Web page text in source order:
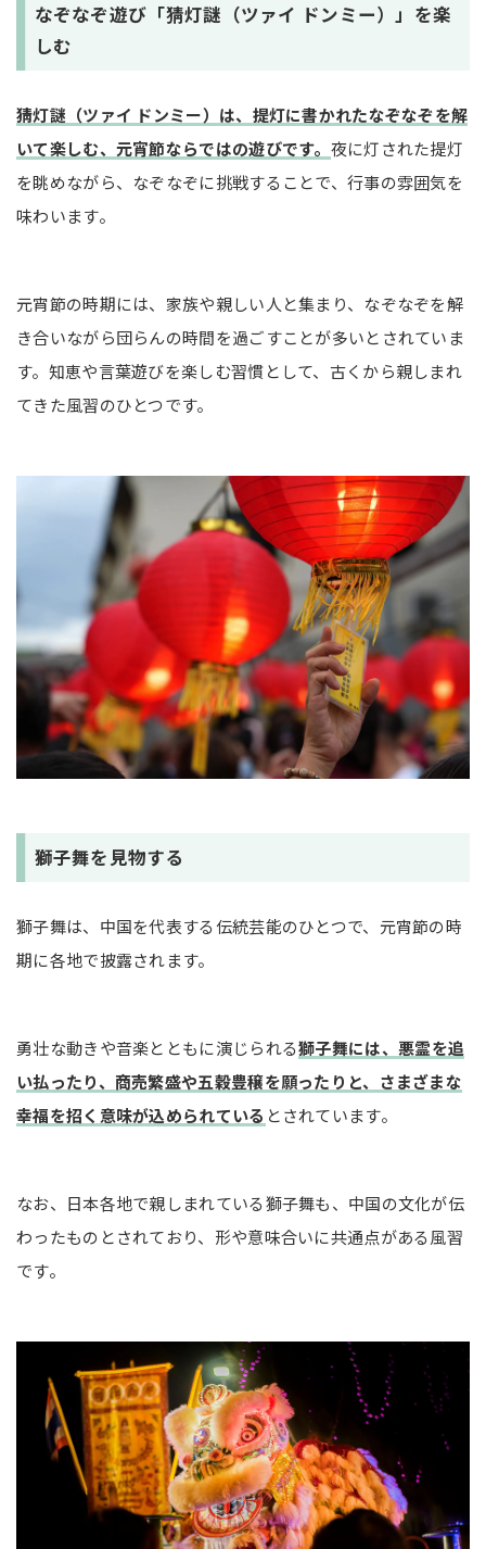
なぞなぞ遊び「猜灯謎（ツァイ ドンミー）」を楽
しむ
猜灯謎（ツァイ ドンミー）は、提灯に書かれたなぞなぞを解
いて楽しむ、元宵節ならではの遊びです。 夜に灯された提灯
を眺めながら、なぞなぞに挑戦することで、行事の雰囲気を
味わいます。
元宵節の時期には、家族や親しい人と集まり、なぞなぞを解
き合いながら団らんの時間を過ごすことが多いとされていま
す。知恵や言葉遊びを楽しむ習慣として、古くから親しまれ
てきた風習のひとつです。
獅子舞を見物する
獅子舞は、中国を代表する伝統芸能のひとつで、元宵節の時
期に各地で披露されます。
勇壮な動きや音楽とともに演じられる獅子舞には、悪霊を追
い払ったり、商売繁盛や五穀豊穣を願ったりと、さまざまな
幸福を招く意味が込められている とされています。
なお、日本各地で親しまれている獅子舞も、中国の文化が伝
わったものとされており、形や意味合いに共通点がある風習
です。